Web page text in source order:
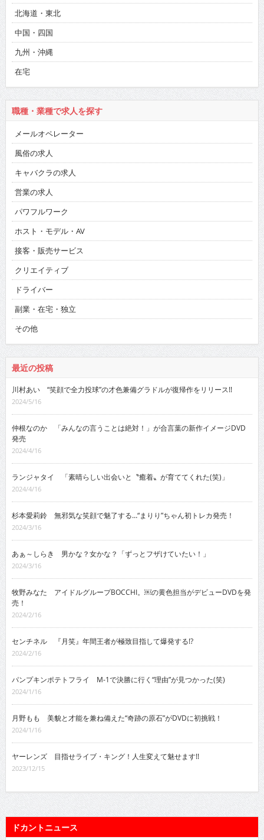
北海道・東北
中国・四国
九州・沖縄
在宅
職種・業種で求人を探す
メールオペレーター
風俗の求人
キャバクラの求人
営業の求人
パワフルワーク
ホスト・モデル・AV
接客・販売サービス
クリエイティブ
ドライバー
副業・在宅・独立
その他
最近の投稿
川村あい “笑顔で全力投球”の才色兼備グラドルが復帰作をリリース!!
2024/5/16
仲根なのか 「みんなの言うことは絶対！」が合言葉の新作イメージDVD
発売
2024/4/16
ランジャタイ 「素晴らしい出会いと〝癒着〟が育ててくれた(笑)」
2024/4/16
杉本愛莉鈴 無邪気な笑顔で魅了する…“まりり”ちゃん初トレカ発売！
2024/3/16
あぁ～しらき 男かな？女かな？「ずっとフザけていたい！」
2024/3/16
牧野みなた アイドルグループBOCCHI。￼の黄色担当がデビューDVDを発
売！
2024/2/16
センチネル 『月笑』年間王者が極致目指して爆発する!?
2024/2/16
パンプキンポテトフライ M-1で決勝に行く“理由”が見つかった(笑)
2024/1/16
月野もも 美貌と才能を兼ね備えた“奇跡の原石”がDVDに初挑戦！
2024/1/16
ヤーレンズ 目指せライブ・キング！人生変えて魅せます!!
2023/12/15
ドカントニュース